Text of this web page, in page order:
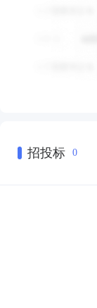
招投标 0